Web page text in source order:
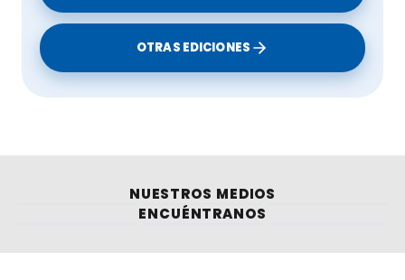
OTRAS EDICIONES
NUESTROS MEDIOS
ENCUÉNTRANOS